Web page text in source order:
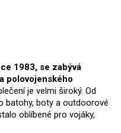
1983, se zabývá
polovojenského
je velmi široký. Od
batohy, boty a outdoorové
oblíbené pro vojáky,